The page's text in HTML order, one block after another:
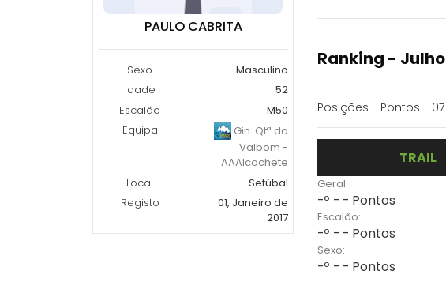
PAULO CABRITA
Sexo
Masculino
Idade
52
Escalão
M50
Equipa
Gin. Qtª do
Valbom -
AAAlcochete
Local
Setúbal
Registo
01, Janeiro de
2017
Ranking -
Posições - Pontos -
TRAIL
Geral:
-º - - Pontos
Escalão:
-º - - Pontos
Sexo:
-º - - Pontos